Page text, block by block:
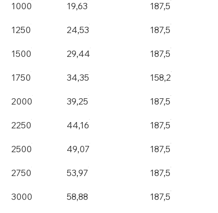
1000 19,63 187,5
1250 24,53 187,5
1500 29,44 187,5
1750 34,35 158,2
2000 39,25 187,5
2250 44,16 187,5
2500 49,07 187,5
2750 53,97 187,5
3000 58,88 187,5